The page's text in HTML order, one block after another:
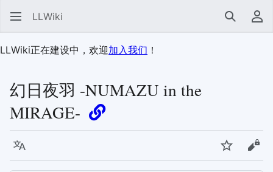
LLWiki 搜索 用
LLWiki正在建设中，欢迎加入我们 ！
幻日夜羽 -NUMAZU in the
MIRAGE-
语言 监视 查